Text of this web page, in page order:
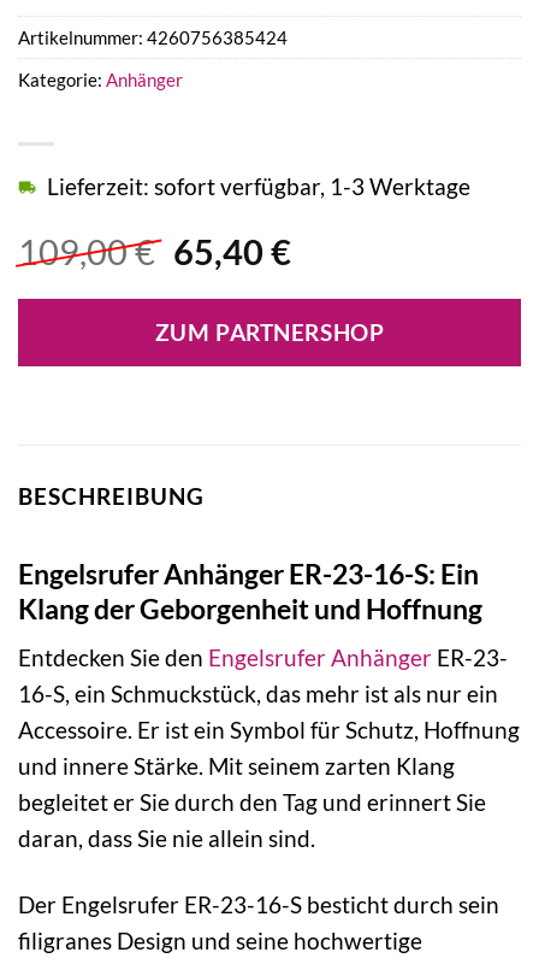
109,00€ Ursprünglicher
war:
109,00 €
65,40 €Aktueller
ist:
65,40 €.
Lieferzeit: sofort verfügbar, 1-3 Werktage
ZUM PARTNERSHOP
Artikelnummer: 4260756385424
Kategorie: Anhänger
BESCHREIBUNG
Engelsrufer Anhänger ER-23-16-S: Ein
Klang der Geborgenheit und Hoffnung
Entdecken Sie den EngelsruferAnhänger ER-23-
16-S, ein Schmuckstück, das mehr ist als nur ein
Accessoire. Er ist ein Symbol für Schutz, Hoffnung
und innere Stärke. Mit seinem zarten Klang
begleitet er Sie durch den Tag und erinnert Sie
daran, dass Sie nie allein sind.
Der Engelsrufer ER-23-16-S besticht durch sein
filigranes Design und seine hochwertige